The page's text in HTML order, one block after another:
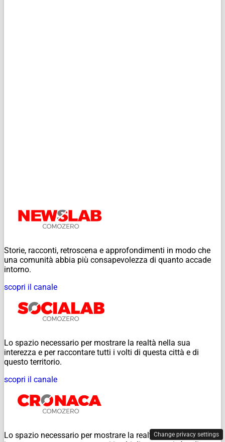
Storie, racconti, retroscena e approfondimenti in modo che
una comunità abbia più consapevolezza di quanto accade
intorno.
scopri il canale
Lo spazio necessario per mostrare la realtà nella sua
interezza e per raccontare tutti i volti di questa città e di
questo territorio.
scopri il canale
Lo spazio necessario per mostrare la realtà nella sua
Change privacy settings